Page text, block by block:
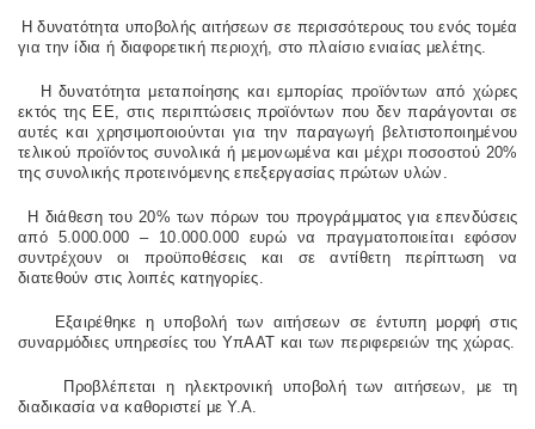
Η δυνατότητα υποβολής αιτήσεων σε περισσότερους του ενός τομέα
για την ίδια ή διαφορετική περιοχή, στο πλαίσιο ενιαίας μελέτης.
Η δυνατότητα μεταποίησης και εμπορίας προϊόντων από χώρες
εκτός της ΕΕ, στις περιπτώσεις προϊόντων που δεν παράγονται σε
αυτές και χρησιμοποιούνται για την παραγωγή βελτιστοποιημένου
τελικού προϊόντος συνολικά ή μεμονωμένα και μέχρι ποσοστού 20%
της συνολικής προτεινόμενης επεξεργασίας πρώτων υλών.
Η διάθεση του 20% των πόρων του προγράμματος για επενδύσεις
από 5.000.000 – 10.000.000 ευρώ να πραγματοποιείται εφόσον
συντρέχουν οι προϋποθέσεις και σε αντίθετη περίπτωση να
διατεθούν στις λοιπές κατηγορίες.
Εξαιρέθηκε η υποβολή των αιτήσεων σε έντυπη μορφή στις
συναρμόδιες υπηρεσίες του ΥπΑΑΤ και των περιφερειών της χώρας.
Προβλέπεται η ηλεκτρονική υποβολή των αιτήσεων, με τη
διαδικασία να καθοριστεί με Υ.Α.